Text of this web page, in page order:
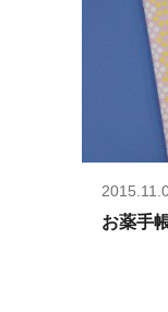
お薬手